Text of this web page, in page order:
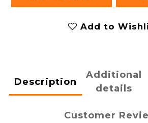
Add to
Description
Additional
details
Customer